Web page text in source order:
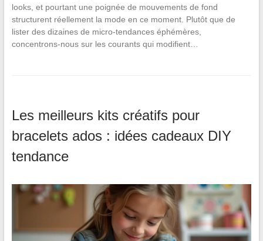
looks, et pourtant une poignée de mouvements de fond
structurent réellement la mode en ce moment. Plutôt que de
lister des dizaines de micro-tendances éphémères,
concentrons-nous sur les courants qui modifient…
Les meilleurs kits créatifs pour
bracelets ados : idées cadeaux DIY
tendance